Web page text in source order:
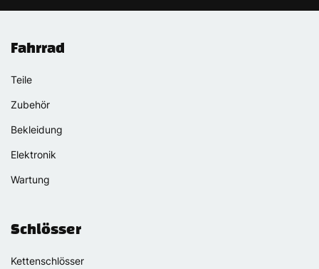
Fahrrad
Teile
Zubehör
Bekleidung
Elektronik
Wartung
Schlösser
Kettenschlösser